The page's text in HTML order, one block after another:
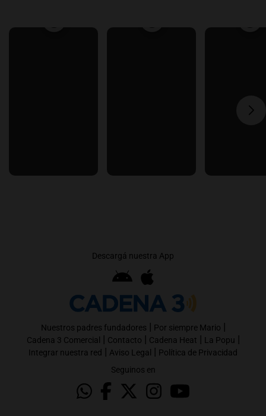
Descargá nuestra App
Nuestros padres fundadores | Por siempre Mario |
Cadena 3 Comercial | Contacto | Cadena Heat | La Popu |
Integrar nuestra red | Aviso Legal | Política de Privacidad
Seguinos en